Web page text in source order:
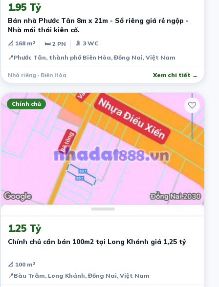
1.95 Tỷ
Bán nhà Phước Tân 8m x 21m - Sổ riêng giá rẻ ngộp -
Nhà mái thái kiên cố.
📐 168 m² 🛏 2 PN
🚿 3 WC
📍Phước Tân, thành phố Biên Hòa, Đồng Nai, Việt Nam
Nhà riêng · Biên Hòa Xem chi tiết →
Chính chủ
1.25 Tỷ
Chính chủ cần bán 100m2 tại Long Khánh giá 1,25 tỷ
📐 100 m²
📍Bàu Trâm, Long Khánh, Đồng Nai, Việt Nam